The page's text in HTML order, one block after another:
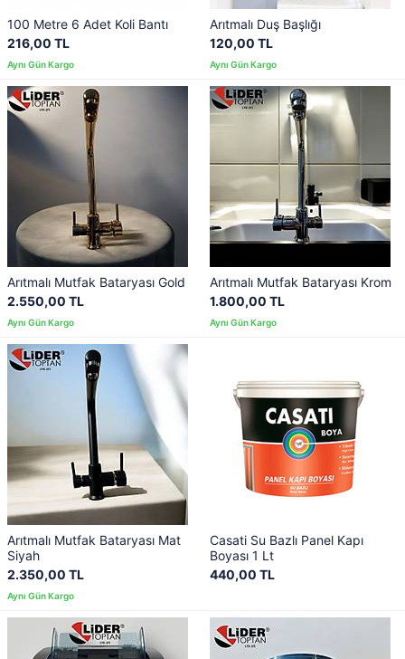
100 Metre 6 Adet Koli Bantı
216,00 TL
Arıtmalı Duş Başlığı
120,00 TL
Arıtmalı Mutfak Bataryası Gold
2.550,00 TL
Arıtmalı Mutfak Bataryası Krom
1.800,00 TL
Arıtmalı Mutfak Bataryası Mat
Siyah
2.350,00 TL
Casati Su Bazlı Panel Kapı
Boyası 1 Lt
440,00 TL